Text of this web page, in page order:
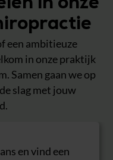
in onze
een ambitieuze
in onze praktijk
Samen gaan we op
slag met jouw
en vind een